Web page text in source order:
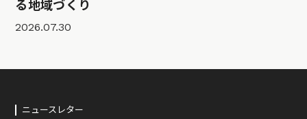
る地域づくり
2026.07.30
ニュースレター